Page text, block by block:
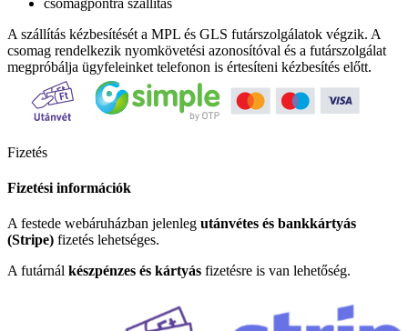
A szállítás kézbesítését a MPL és GLS futárszolgálatok végzik. A
csomag rendelkezik nyomkövetési azonosítóval és a futárszolgálat
megpróbálja ügyfeleinket telefonon is értesíteni kézbesítés előtt.
Fizetés
Fizetési információk
A festede webáruházban jelenleg utánvétes és bankkártyás
(Stripe) fizetés lehetséges.
A futárnál készpénzes és kártyás fizetésre is van lehetőség.